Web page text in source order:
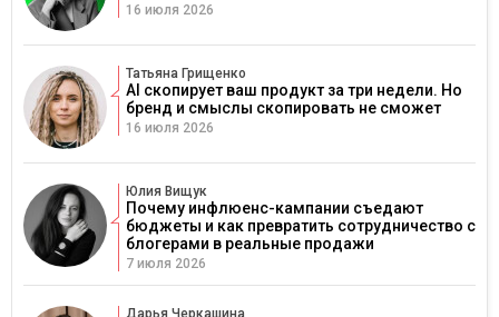
16 июля 2026
Татьяна Грищенко
AI скопирует ваш продукт за три недели. Но
бренд и смыслы скопировать не сможет
16 июля 2026
Юлия Вищук
Почему инфлюенс-кампании съедают
бюджеты и как превратить сотрудничество с
блогерами в реальные продажи
7 июля 2026
Дарья Черкашина